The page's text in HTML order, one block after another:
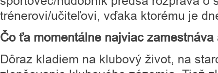
trénerovi/učiteľovi, vďaka ktorému je
Čo ťa momentálne najviac
Dôraz kladiem na klubový život, na